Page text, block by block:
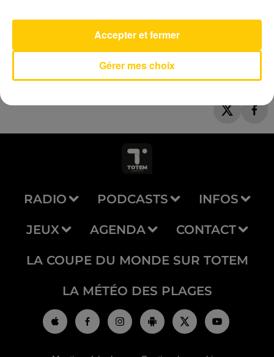
JULIEN DORE
RADIO PODCASTS INFOS
JEUX AGENDA CONTACT
LA COUPE DU MONDE SUR TOTEM
LA MÉTÉO DES PLAGES
Gérer mes choix
Accepter et fermer